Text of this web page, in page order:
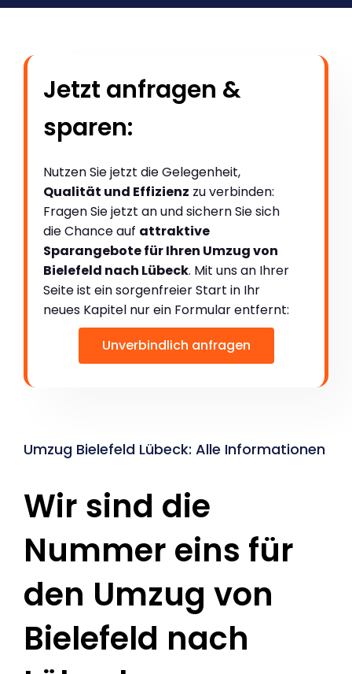
Jetzt anfragen &
sparen:
Nutzen Sie jetzt die Gelegenheit,
Qualität und Effizienz zu verbinden:
Fragen Sie jetzt an und sichern Sie sich
die Chance auf attraktive
Sparangebote für Ihren Umzug von
Bielefeld nach Lübeck. Mit uns an Ihrer
Seite ist ein sorgenfreier Start in Ihr
neues Kapitel nur ein Formular entfernt:
Unverbindlich anfragen
Umzug Bielefeld Lübeck: Alle Informationen
Wir sind die
Nummer eins für
den Umzug von
Bielefeld nach